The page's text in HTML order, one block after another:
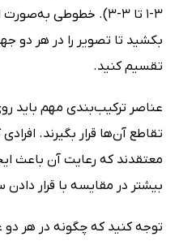
3-1 تا 3-3). خطوطی
بکشید تا تصویر را در هر
تقسیم کنید.
عناصر ترکیب‌بندی مهم باید
تقاطع آن‌ها قرار بگیرند.
معتقدند که رعایت آن باعث
بیشتر در مقایسه با قرار
توجه کنید که چگونه در هر دو